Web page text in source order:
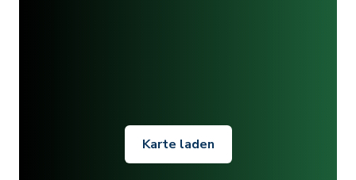
Karte laden